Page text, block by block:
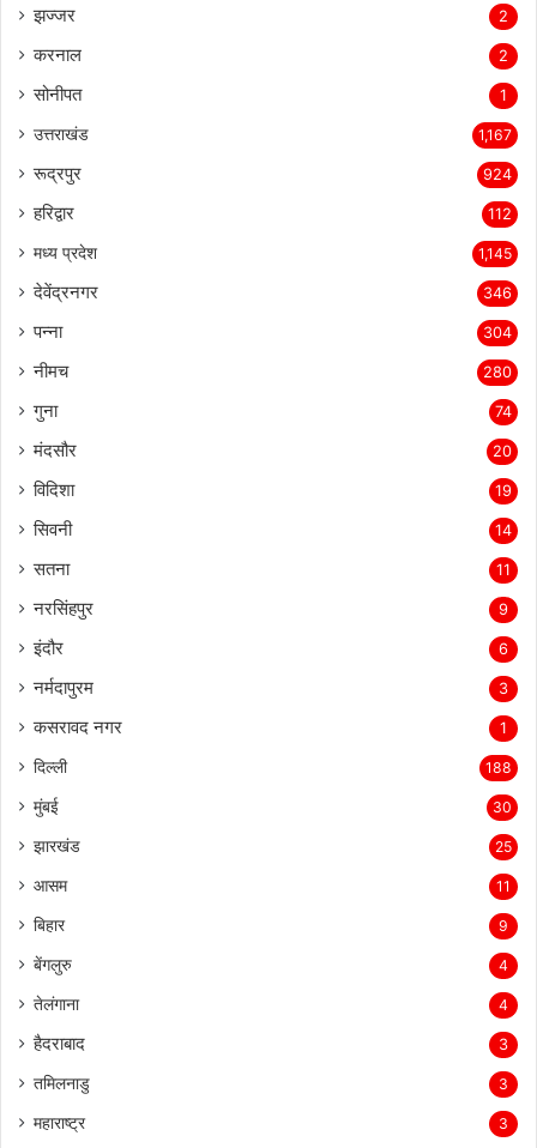
झज्जर 2
करनाल 2
सोनीपत 1
उत्तराखंड 1,167
रूद्रपुर 924
हरिद्वार 112
मध्य प्रदेश 1,145
देवेंद्रनगर 346
पन्ना 304
नीमच 280
गुना 74
मंदसौर 20
विदिशा 19
सिवनी 14
सतना 11
नरसिंहपुर 9
इंदौर 6
नर्मदापुरम 3
कसरावद नगर 1
दिल्ली 188
मुंबई 30
झारखंड 25
आसम 11
बिहार 9
बेंगलुरु 4
तेलंगाना 4
हैदराबाद 3
तमिलनाडु 3
महाराष्ट्र 3